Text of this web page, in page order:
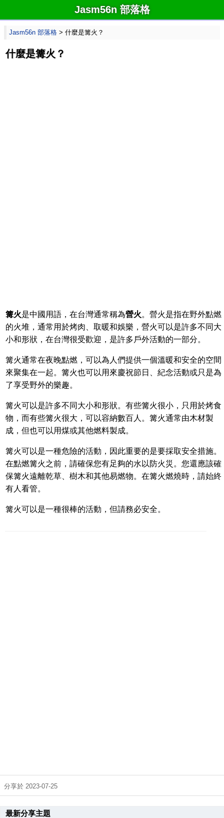
Jasm56n 部落格
Jasm56n 部落格 > 什麼是篝火？
什麼是篝火？
篝火是中國用語，在台灣通常稱為營火。營火是指在野外點燃
的火堆，通常用於烤肉、取暖和娛樂，營火可以是許多不同大
小和形狀，在台灣很受歡迎，是許多戶外活動的一部分。
篝火通常在夜晚點燃，可以為人們提供一個溫暖和安全的空間
來聚集在一起。篝火也可以用來慶祝節日、紀念活動或只是為
了享受野外的樂趣。
篝火可以是許多不同大小和形狀。有些篝火很小，只用於烤食
物，而有些篝火很大，可以容納數百人。篝火通常由木材製
成，但也可以用煤或其他燃料製成。
篝火可以是一種危險的活動，因此重要的是要採取安全措施。
在點燃篝火之前，請確保您有足夠的水以防火災。您還應該確
保篝火遠離乾草、樹木和其他易燃物。在篝火燃燒時，請始終
有人看管。
篝火可以是一種很棒的活動，但請務必安全。
分享於 2023-07-25
最新分享主題